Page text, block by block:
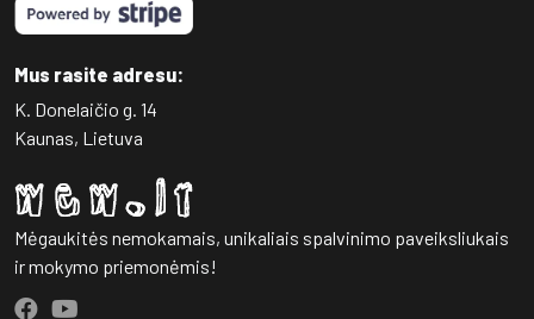
Mus rasite adresu:
K. Donelaičio g. 14
Kaunas, Lietuva
Mėgaukitės nemokamais, unikaliais spalvinimo paveiksliukais
ir mokymo priemonėmis!